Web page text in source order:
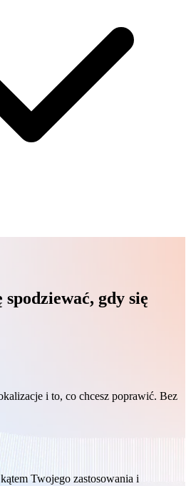
spodziewać, gdy się
i to, co chcesz poprawić. Bez
Twojego zastosowania i